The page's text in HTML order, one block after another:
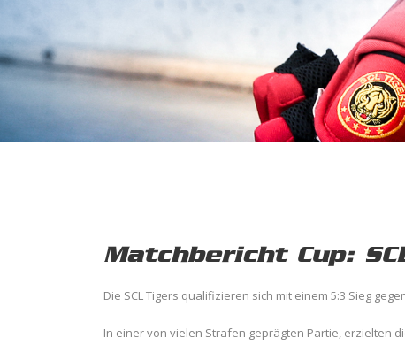
Matchbericht Cup:
Die SCL Tigers qualifizieren sich mit einem 5:3 Sieg
In einer von vielen Strafen geprägten Partie, erzielten